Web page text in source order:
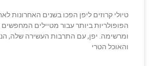
טיולי קרוזים ליפן הפכו בשנים האחרונות
הפופולריות ביותר עבור מטיילים המחפשים
ומרשימה. יפן, עם התרבות העשירה שלה,
והאוכל הטרי